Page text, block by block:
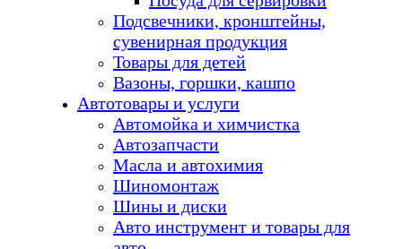
Подсвечники, кронштейны,
сувенирная продукция
Товары для детей
Вазоны, горшки, кашпо
Автотовары и услуги
Автомойка и химчистка
Автозапчасти
Масла и автохимия
Шиномонтаж
Шины и диски
Авто инструмент и товары для